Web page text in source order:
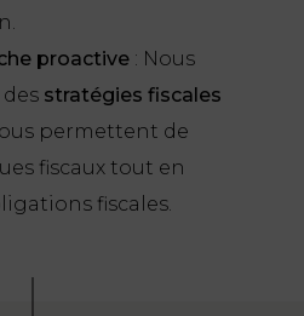
proactive : Nous
stratégies fiscales
permettent de
fiscaux tout en
fiscales.